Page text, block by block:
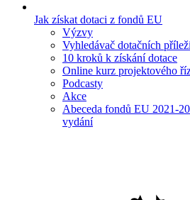
Jak získat dotaci z fondů EU
Výzvy
Vyhledávač dotačních
10 kroků k získání dotace
Online kurz projektového
Podcasty
Akce
Abeceda fondů EU 2021-
vydání